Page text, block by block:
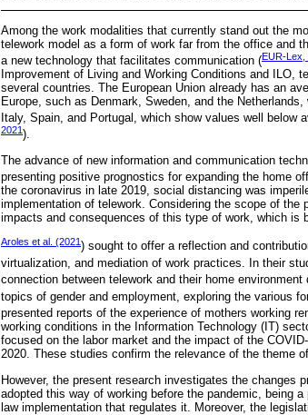
Among the work modalities that currently stand out the
telework model as a form of work far from the office and
a new technology that facilitates communication (EUR-Lex,
Improvement of Living and Working Conditions and ILO,
several countries. The European Union already has an
Europe, such as Denmark, Sweden, and the
Italy, Spain, and Portugal, which show values well
2021 ).
The advance of new information and communication
presenting positive prognostics for expanding the home
the coronavirus in late 2019, social distancing was
implementation of telework. Considering the scope of
impacts and consequences of this type of work, which is
Aroles et al. (2021) sought to offer a reflection and
virtualization, and mediation of work practices. In their
connection between telework and their home environment
topics of gender and employment, exploring the various
presented reports of the experience of mothers working
working conditions in the Information Technology (IT)
focused on the labor market and the impact of the
2020. These studies confirm the relevance of the theme
However, the present research investigates the changes
adopted this way of working before the pandemic, being
law implementation that regulates it. Moreover, the